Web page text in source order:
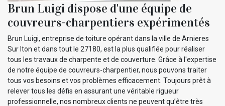
Brun Luigi dispose d'une équipe de
couvreurs-charpentiers expérimentés
Brun Luigi, entreprise de toiture opérant dans la ville de Arnieres
Sur Iton et dans tout le 27180, est la plus qualifiée pour réaliser
tous les travaux de charpente et de couverture. Grâce à l'expertise
de notre équipe de couvreurs-charpentier, nous pouvons traiter
tous vos besoins et vos problèmes efficacement. Toujours prêt à
relever tous les défis en assurant une véritable rigueur
professionnelle, nos nombreux clients ne peuvent qu’être très